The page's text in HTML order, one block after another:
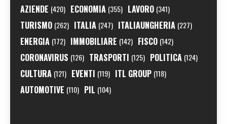
AZIENDE (420) ECONOMIA (355) LAVORO (341)
TURISMO (262) ITALIA (247) ITALIAUNGHERIA (227)
ENERGIA (172) IMMOBILIARE (142) FISCO (142)
CORONAVIRUS (126) TRASPORTI (125) POLITICA (124)
CULTURA (121) EVENTI (119) ITL GROUP (118)
AUTOMOTIVE (110) PIL (104)